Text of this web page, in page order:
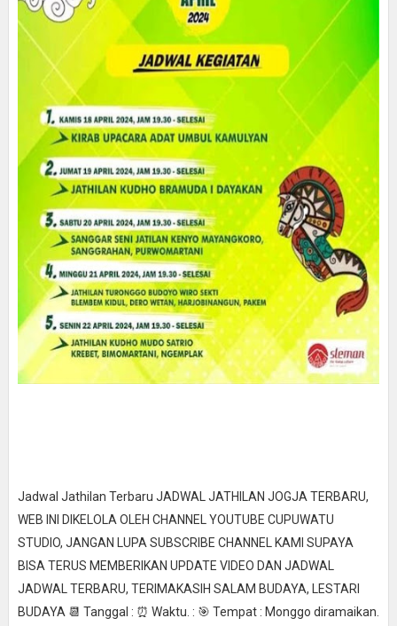
Jadwal Jathilan Terbaru JADWAL JATHILAN JOGJA TERBARU,
WEB INI DIKELOLA OLEH CHANNEL YOUTUBE CUPUWATU
STUDIO, JANGAN LUPA SUBSCRIBE CHANNEL KAMI SUPAYA
BISA TERUS MEMBERIKAN UPDATE VIDEO DAN JADWAL
JADWAL TERBARU, TERIMAKASIH SALAM BUDAYA, LESTARI
BUDAYA 📆 Tanggal : ⏰ Waktu. : 🎯 Tempat : Monggo diramaikan.